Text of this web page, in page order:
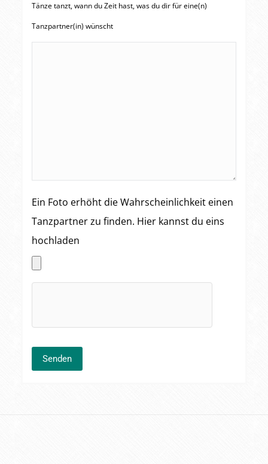
Tänze tanzt, wann du Zeit hast, was du dir für eine(n)
Tanzpartner(in) wünscht
Ein Foto erhöht die Wahrscheinlichkeit einen
Tanzpartner zu finden. Hier kannst du eins
hochladen